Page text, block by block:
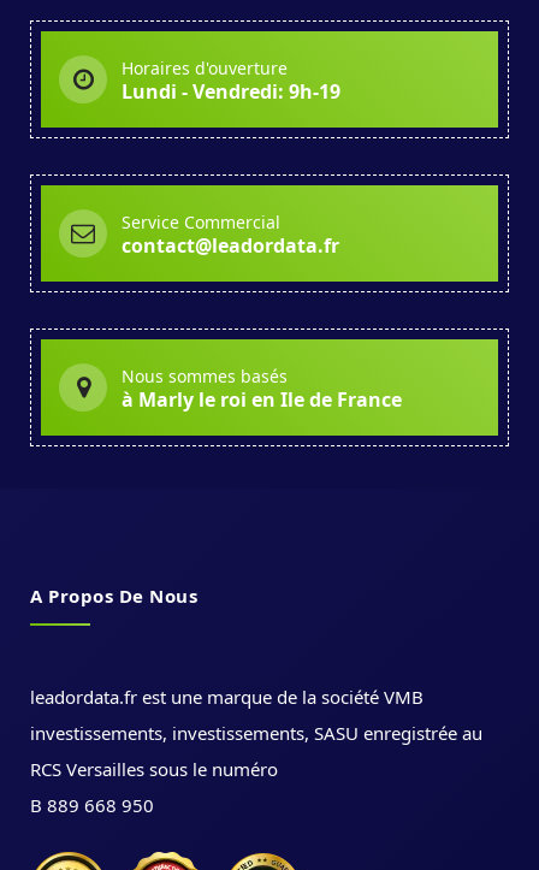
Horaires d'ouverture
Lundi - Vendredi: 9h-19
Service Commercial
contact@leadordata.fr
Nous sommes basés
à Marly le roi en Ile de France
A Propos De Nous
leadordata.fr est une marque de la société VMB
investissements, investissements, SASU enregistrée au
RCS Versailles sous le numéro
B 889 668 950